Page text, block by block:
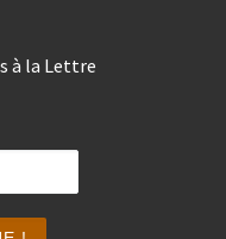
à la Lettre